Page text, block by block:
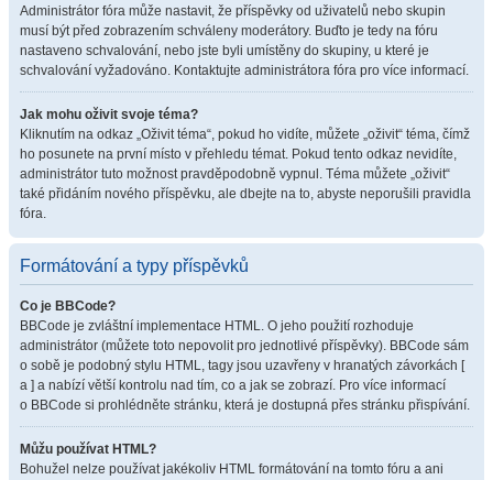
Administrátor fóra může nastavit, že příspěvky od uživatelů nebo skupin
musí být před zobrazením schváleny moderátory. Buďto je tedy na fóru
nastaveno schvalování, nebo jste byli umístěny do skupiny, u které je
schvalování vyžadováno. Kontaktujte administrátora fóra pro více informací.
Jak mohu oživit svoje téma?
Kliknutím na odkaz „Oživit téma“, pokud ho vidíte, můžete „oživit“ téma, čímž
ho posunete na první místo v přehledu témat. Pokud tento odkaz nevidíte,
administrátor tuto možnost pravděpodobně vypnul. Téma můžete „oživit“
také přidáním nového příspěvku, ale dbejte na to, abyste neporušili pravidla
fóra.
Formátování a typy příspěvků
Co je BBCode?
BBCode je zvláštní implementace HTML. O jeho použití rozhoduje
administrátor (můžete toto nepovolit pro jednotlivé příspěvky). BBCode sám
o sobě je podobný stylu HTML, tagy jsou uzavřeny v hranatých závorkách [
a ] a nabízí větší kontrolu nad tím, co a jak se zobrazí. Pro více informací
o BBCode si prohlédněte stránku, která je dostupná přes stránku přispívání.
Můžu používat HTML?
Bohužel nelze používat jakékoliv HTML formátování na tomto fóru a ani